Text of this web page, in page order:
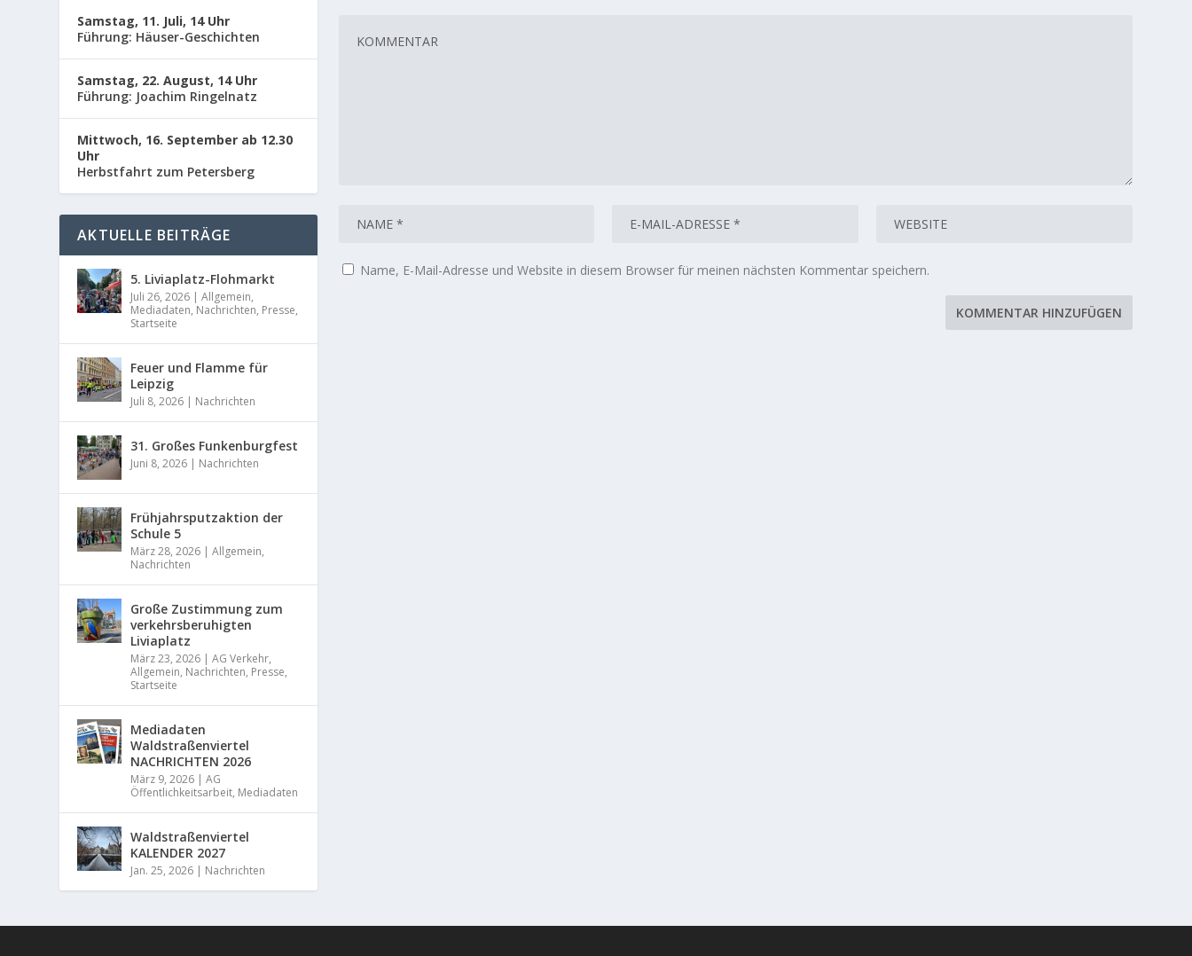
Name, E-Mail-Adresse und Website in diesem Browser für meinen nächsten Kommentar speichern.
Samstag, 11. Juli, 14 Uhr
Führung: Häuser-Geschichten
Samstag, 22. August, 14 Uhr
Führung: Joachim Ringelnatz
Mittwoch, 16. September ab 12.30
Uhr
Herbstfahrt zum Petersberg
AKTUELLE BEITRÄGE
5. Liviaplatz-Flohmarkt
Juli 26, 2026 |Allgemein,
Mediadaten, Nachrichten, Presse,
Startseite
Feuer und Flamme für
Leipzig
Juli 8, 2026 | Nachrichten
31. Großes Funkenburgfest
Juni 8, 2026 | Nachrichten
Frühjahrsputzaktion der
Schule 5
März 28, 2026 |Allgemein,
Nachrichten
Große Zustimmung zum
verkehrsberuhigten
Liviaplatz
März 23, 2026 |AG Verkehr,
Allgemein, Nachrichten, Presse,
Startseite
Mediadaten
Waldstraßenviertel
NACHRICHTEN 2026
März 9, 2026 |AG
Öffentlichkeitsarbeit, Mediadaten
Waldstraßenviertel
KALENDER 2027
Jan. 25, 2026 | Nachrichten